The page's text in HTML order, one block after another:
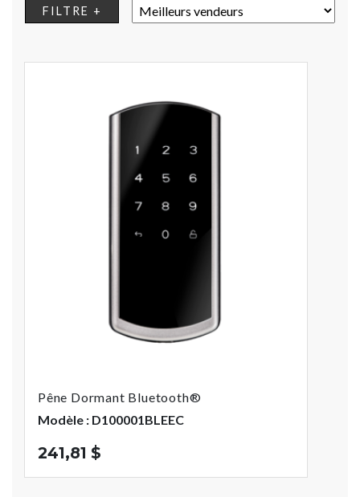
FILTRE + TRIER :
Pêne Dormant Bluetooth®
Modèle : D100001BLEEC
241,81 $